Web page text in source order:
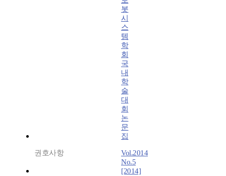
봇
시
스
템
학
회
국
내
학
술
대
회
논
문
집
권호사항
Vol.2014
No.5
[2014]